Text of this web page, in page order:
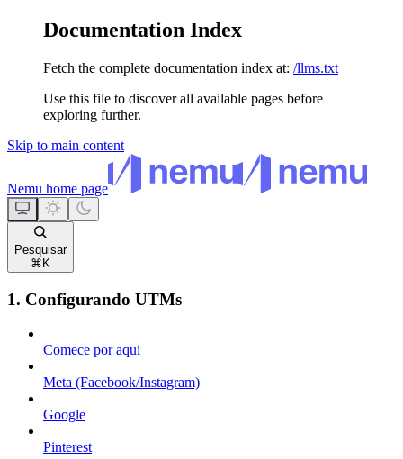
Documentation Index
Fetch the complete documentation index at: /llms.txt
Use this file to discover all available pages before
exploring further.
Skip to main content
Nemu home page
Pesquisar
⌘ K
1. Configurando UTMs
Comece por aqui
Meta (Facebook/Instagram)
Google
Pinterest